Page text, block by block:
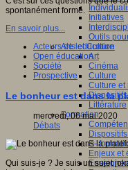
Initiatives
Outils
Arts et Culture
Art
Cinéma
Culture
Culture et
Littérature
Formation
E-
Enjeux et
spontanément formé.
En savoir plus...
Acteurs de leducation
Open éducation
Société
Prospective
Le bonheur est dans la
mercredi, 06 mai 2020
Débats
Qui suis-je ? Je suis un sujet